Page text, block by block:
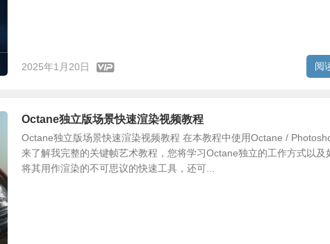
2025年1月20日 阅
Octane独立版场景快速渲染视频教程
Octane独立版场景快速渲染视频教程 在本教程中使用Octane /
来了解我完整的关键帧艺术教程，您将学习Octane独立的工作方式以及
将其用作渲染的不可思议的快速工具，还可...